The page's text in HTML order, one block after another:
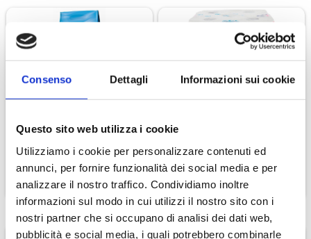
Consenso Dettagli Informazioni sui cookie
Questo sito web utilizza i cookie
Utilizziamo i cookie per personalizzare contenuti ed
annunci, per fornire funzionalità dei social media e per
analizzare il nostro traffico. Condividiamo inoltre
informazioni sul modo in cui utilizzi il nostro sito con i
nostri partner che si occupano di analisi dei dati web,
pubblicità e social media, i quali potrebbero combinarle
Tonno E Riso
€ 27,50 € 23,38
CONTINUA
€ 11,00 € 10,00
CONTINUA